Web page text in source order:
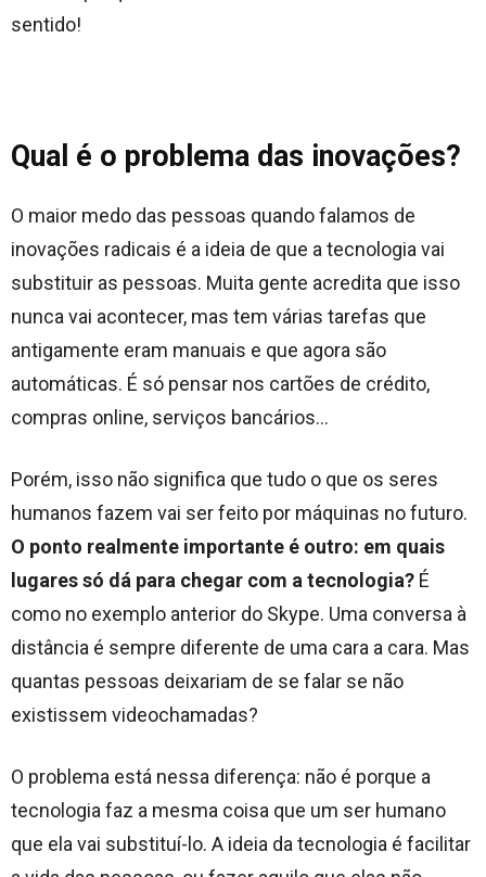
sentido!
Qual é o problema das inovações?
O maior medo das pessoas quando falamos de
inovações radicais é a ideia de que a tecnologia vai
substituir as pessoas. Muita gente acredita que isso
nunca vai acontecer, mas tem várias tarefas que
antigamente eram manuais e que agora são
automáticas. É só pensar nos cartões de crédito,
compras online, serviços bancários…
Porém, isso não significa que tudo o que os seres
humanos fazem vai ser feito por máquinas no futuro.
O ponto realmente importante é outro: em quais
lugares só dá para chegar com a tecnologia? É
como no exemplo anterior do Skype. Uma conversa à
distância é sempre diferente de uma cara a cara. Mas
quantas pessoas deixariam de se falar se não
existissem videochamadas?
O problema está nessa diferença: não é porque a
tecnologia faz a mesma coisa que um ser humano
que ela vai substituí-lo. A ideia da tecnologia é facilitar